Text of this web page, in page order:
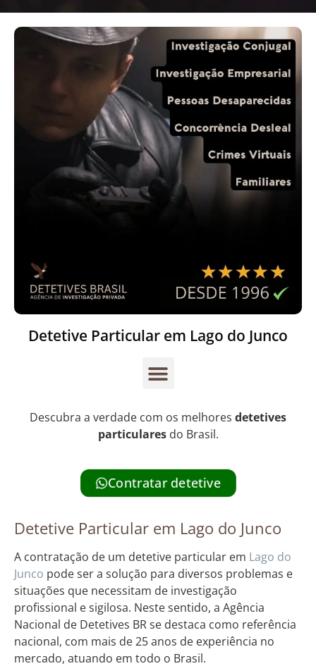
Detetive Particular em Lago do Junco
Descubra a verdade com os melhores detetives
particularesdo Brasil.
Contratar detetive
Detetive Particular em Lago do Junco
A contratação de um detetive particular em Lago do
Junco pode ser a solução para diversos problemas e
situações que necessitam de investigação
profissional e sigilosa. Neste sentido, a Agência
Nacional de Detetives BR se destaca como referência
nacional, com mais de 25 anos de experiência no
mercado, atuando em todo o Brasil.